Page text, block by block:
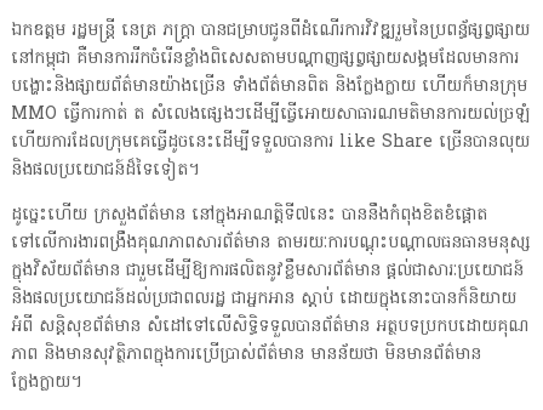
ឯកឧត្តម រដ្ឋមន្ត្រី នេត្រ ភក្ត្រា បានជម្រាបជូនពីដំណើរការវិវឌ្ឍរួមនៃប្រពន្ធ័ផ្សព្វផ្សាយ
នៅកម្ពុជា គឺមានការរីកចំរើនខ្លាំងពិសេសតាមបណ្តាញផ្សព្វផ្សាយសង្គមដែលមានការ
បង្ហោះនិងផ្សាយព័ត៌មានយ៉ាងច្រើន ទាំងព័ត៌មានពិត និងក្លែងក្លាយ ហើយក៏មានក្រុម
MMO ធ្វើការកាត់ ត សំលេងផ្សេងៗដើម្បីធ្វើអោយសាធារណមតិមានការយល់ច្រឡំ
ហើយការដែលក្រុមគេធ្វើដូចនេះដើម្បីទទួលបានការ like Share ច្រើនបានលុយ
និងផលប្រយោជន៍ដ៏ទៃទៀត។
ដូច្នេះហើយ ក្រសួងព័ត៌មាន នៅក្នុងអាណត្តិទី៧នេះ បាននឹងកំពុងខិតខំផ្តោត
ទៅលើការងារពង្រឹងគុណភាពសារព័ត៌មាន តាមរយៈការបណ្តុះបណ្តាលធនធានមនុស្ស
ក្នុងវិស័យព័ត៌មាន ជារួមដើម្បីឱ្យការផលិតនូវខ្លឹមសារព័ត៌មាន ផ្តល់ជាសារៈប្រយោជន៍
និងផលប្រយោជន៍ដល់ប្រជាពលរដ្ឋ ជាអ្នកអាន ស្តាប់ ដោយក្នុងនោះបានក៏និយាយ
អំពី សន្តិសុខព័ត៌មាន សំដៅទៅលើសិទ្ធិទទួលបានព័ត៌មាន អត្ថបទប្រកបដោយគុណ
ភាព និងមានសុវត្ថិភាពក្នុងការប្រើប្រាស់ព័ត៌មាន មានន័យថា មិនមានព័ត៌មាន
ក្លែងក្លាយ។